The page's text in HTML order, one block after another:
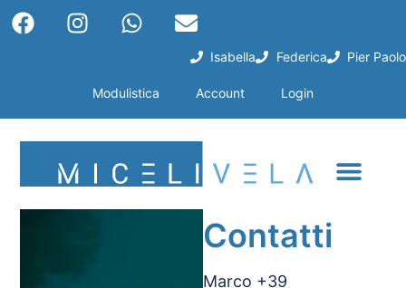
Isabella Federica Pier Paolo
Modulistica Account Login
Contatti
Marco +39